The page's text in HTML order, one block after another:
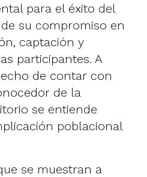
para el éxito del
su compromiso en
captación y
participantes. A
de contar con
de la
se entiende
poblacional
se muestran a